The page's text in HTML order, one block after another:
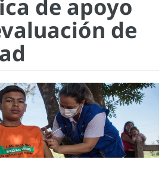
de apoyo
de